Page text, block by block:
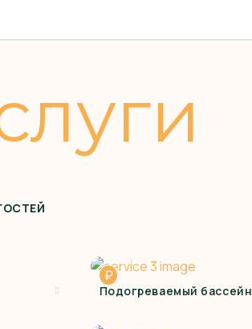
Подогреваемый бассейн
₽